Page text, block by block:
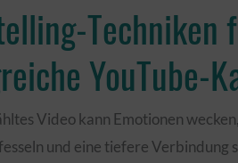
Techniken
YouTube-
Video kann Emotionen
und eine tiefere Verbindung